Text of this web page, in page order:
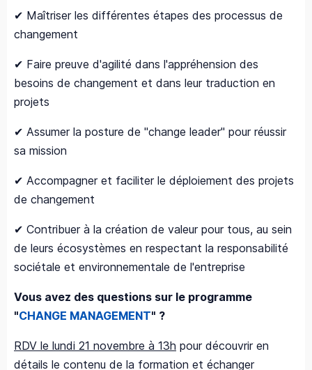
✔ Maîtriser les différentes étapes des processus de
changement
✔ Faire preuve d'agilité dans l'appréhension des
besoins de changement et dans leur traduction en
projets
✔ Assumer la posture de "change leader" pour réussir
sa mission
✔ Accompagner et faciliter le déploiement des projets
de changement
✔ Contribuer à la création de valeur pour tous, au sein
de leurs écosystèmes en respectant la responsabilité
sociétale et environnementale de l'entreprise
Vous avez des questions sur le programme
"CHANGE MANAGEMENT" ?
RDV le lundi 21 novembre à 13h pour découvrir en
détails le contenu de la formation et échanger